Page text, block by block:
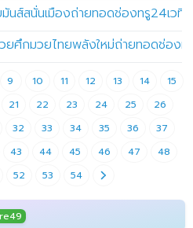
นส์สนั่นเมืองถ่ายทอดช่องทรู24เว
ยศึกมวยไทยพลังใหม่ถ่ายทอดช่อง
9 10 11 12 13 14
15
21 22 23 24 25
26
32 33 34 35 36
37
43 44 45 46 47
48
52 53 54